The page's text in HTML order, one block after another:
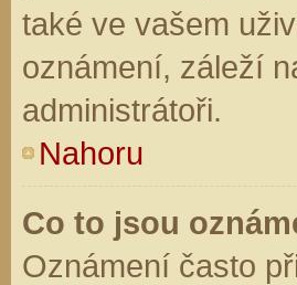
také ve vašem
oznámení, záleží
administrátoři.
Nahoru
Co to jsou
Oznámení často